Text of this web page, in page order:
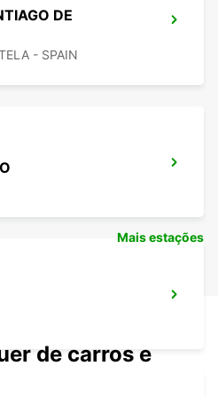
DE
- SPAIN
Mais estações
de carros e